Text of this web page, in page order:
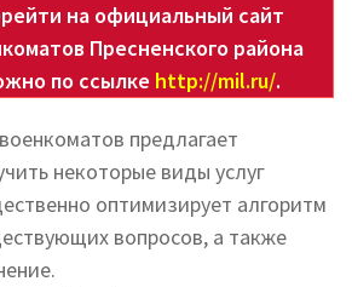
на официальный сайт
Пресненского района
по ссылке http://mil.ru/.
предлагает
некоторые виды услуг
оптимизирует алгоритм
вопросов, а также